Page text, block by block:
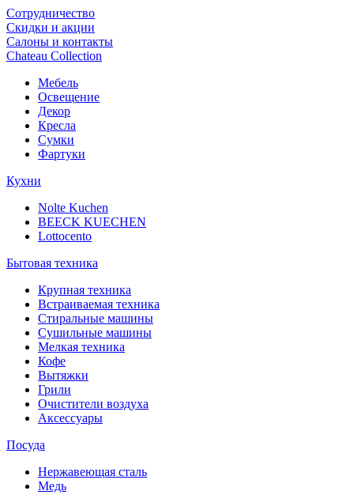
Сотрудничество
Скидки и акции
Салоны и контакты
Chateau Collection
Мебель
Освещение
Декор
Кресла
Сумки
Фартуки
Кухни
Nolte Kuchen
BEECK KUECHEN
Lottocento
Бытовая техника
Крупная техника
Встраиваемая техника
Стиральные машины
Сушильные машины
Мелкая техника
Кофе
Вытяжки
Грили
Очистители воздуха
Аксессуары
Посуда
Нержавеющая сталь
Медь